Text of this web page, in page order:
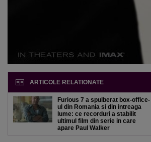
ARTICOLE RELATIONATE
Furious 7 a spulberat box-office-
ul din Romania si din intreaga
lume: ce recorduri a stabilit
ultimul film din serie in care
apare Paul Walker